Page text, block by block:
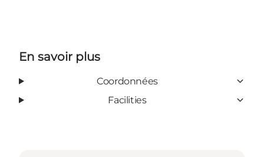
En savoir plus
Coordonnées
Facilities